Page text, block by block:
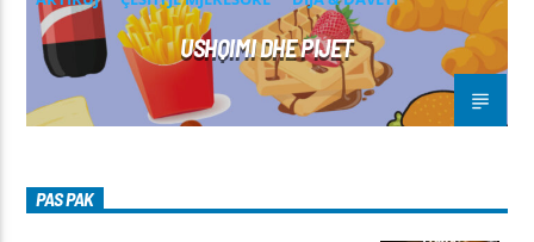
USHQIMI DHE PIJET
PAS PAK